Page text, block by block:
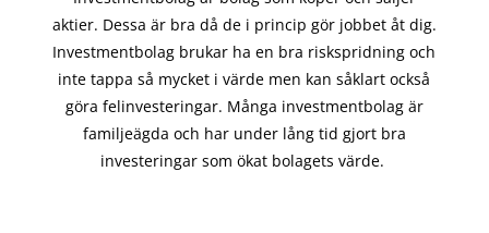
aktier. Dessa är bra då de i princip görjobbet åt dig.
Investmentbolag brukar ha en bra riskspridning och
inte tappa så mycket i värde men kan såklart också
göra felinvesteringar. Många investmentbolag är
familjeägda och har under lång tid gjort bra
investeringar som ökat bolagets värde.